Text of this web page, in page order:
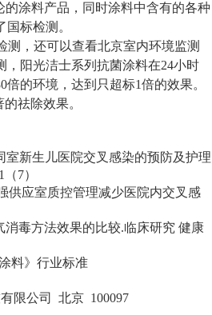
的涂料产品，同时涂料中含有的各种
标检测。
测，还可以查看北京室内环境监测
，阳光洁士系列抗菌涂料在24小时
倍的环境，达到只超标1倍的效果。
祛除效果。
室新生儿医院交叉感染的预防及护理
（7）
供应室质控管理减少医院内交叉感
消毒方法效果的比较.临床研究 健康
涂料》行业标准
限公司 北京 100097